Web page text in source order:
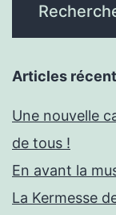
Articles
Une nouvelle
de tous !
En avant la
La Kermesse